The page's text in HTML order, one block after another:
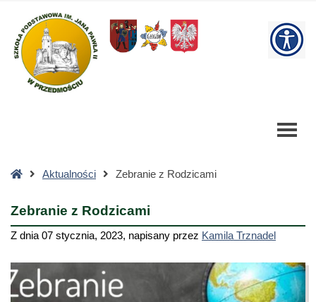
Rodzicami
Szkoła
Podstawowa
StronaAktualności Zebranie z Rodzicami
Zebranie z Rodzicami
Z dnia 07 stycznia, 2023, napisany przez Kamila Trznadel